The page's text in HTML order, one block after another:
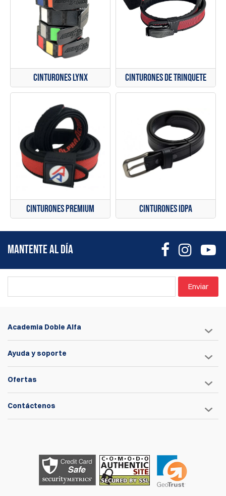
Cinturones Lynx Cinturones de Trinquete
Cinturones Premium Cinturones IDPA
MANTENTE AL DÍA
Enviar
Academia Doble Alfa
Ayuda y soporte
Ofertas
Contáctenos